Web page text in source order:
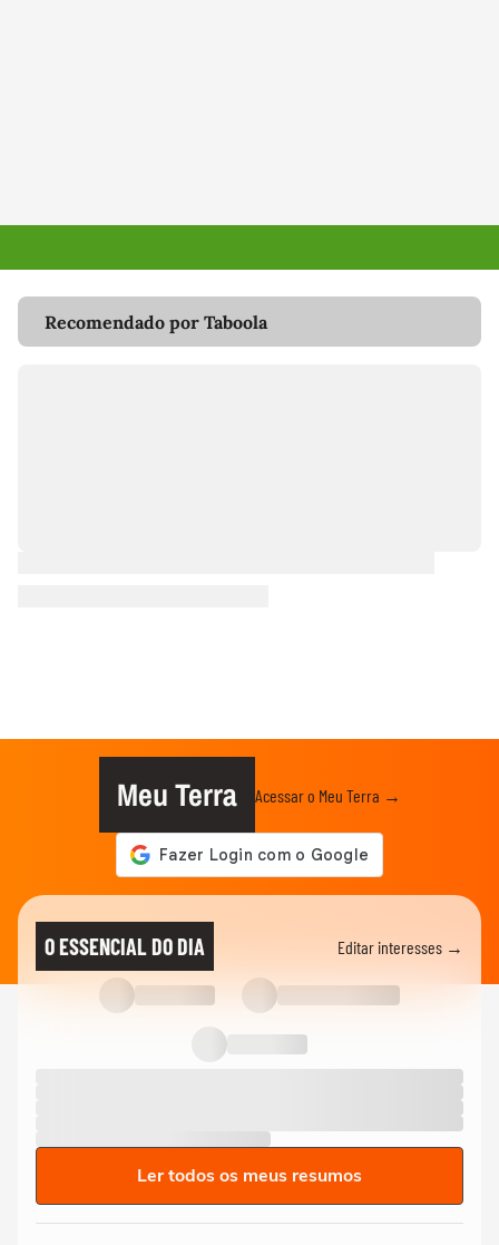
Recomendado por Taboola
Meu Terra Acessar o Meu Terra →
O ESSENCIAL DO DIA Editar interesses →
Ler todos os meus resumos